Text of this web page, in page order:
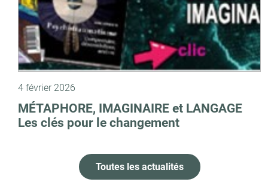
4 février 2026
MÉTAPHORE, IMAGINAIRE et LANGAGE
Les clés pour le changement
Toutes les actualités